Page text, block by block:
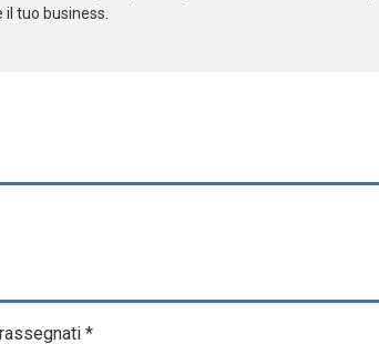
tuo business.
*